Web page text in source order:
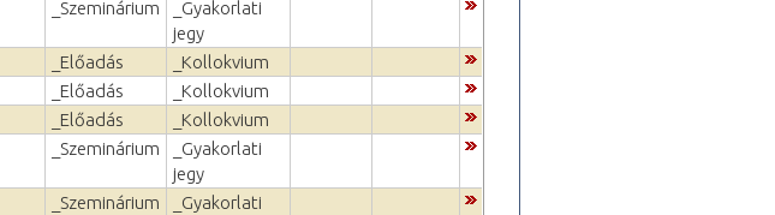
_Szeminárium
_Gyakorlati
jegy
_Előadás
_Kollokvium
_Előadás
_Kollokvium
_Előadás
_Kollokvium
_Szeminárium
_Gyakorlati
jegy
_Szeminárium
_Gyakorlati